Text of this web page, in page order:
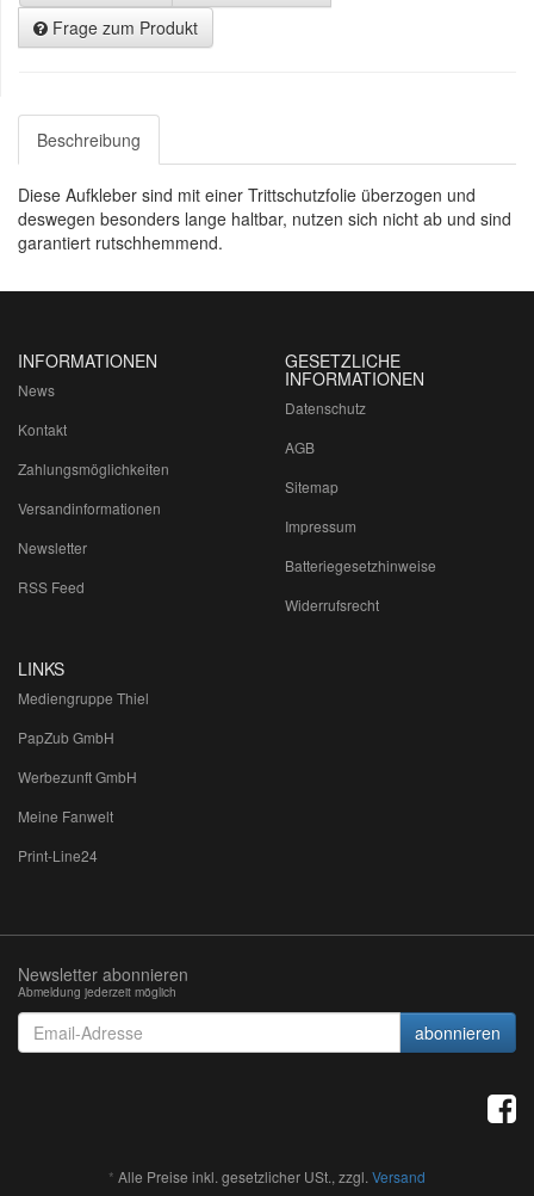
Frage zum Produkt
Beschreibung
Diese Aufkleber sind mit einer Trittschutzfolie überzogen und
deswegen besonders lange haltbar, nutzen sich nicht ab und sind
garantiert rutschhemmend.
INFORMATIONEN
News
Kontakt
Zahlungsmöglichkeiten
Versandinformationen
Newsletter
RSS Feed
GESETZLICHE
INFORMATIONEN
Datenschutz
AGB
Sitemap
Impressum
Batteriegesetzhinweise
Widerrufsrecht
LINKS
Mediengruppe Thiel
PapZub GmbH
Werbezunft GmbH
Meine Fanwelt
Print-Line24
Newsletter abonnieren
Abmeldung jederzeit möglich
Email-
Adresse
abonnieren
* Alle Preise inkl. gesetzlicher USt., zzgl. Versand